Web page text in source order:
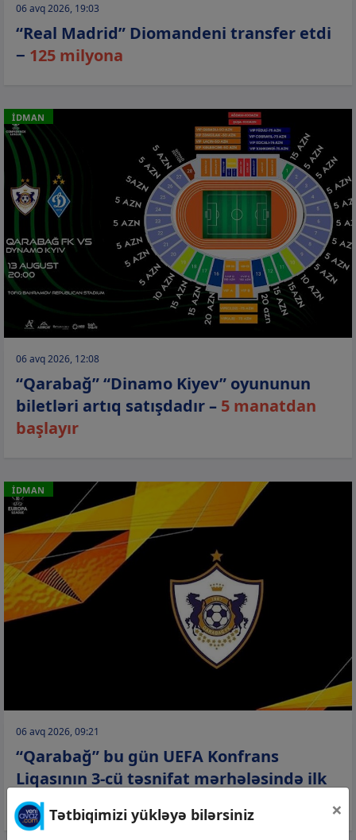
06 avq 2026, 19:03
“Real Madrid” Diomandeni transfer etdi
− 125 milyona
İDMAN
06 avq 2026, 12:08
“Qarabağ” “Dinamo Kiyev” oyununun
biletləri artıq satışdadır – 5 manatdan
başlayır
İDMAN
06 avq 2026, 09:21
“Qarabağ” bu gün UEFA Konfrans
Liqasının 3-cü təsnifat mərhələsində ilk
sınağına çıxacaq
Tətbiqimizi yükləyə bilərsiniz ×